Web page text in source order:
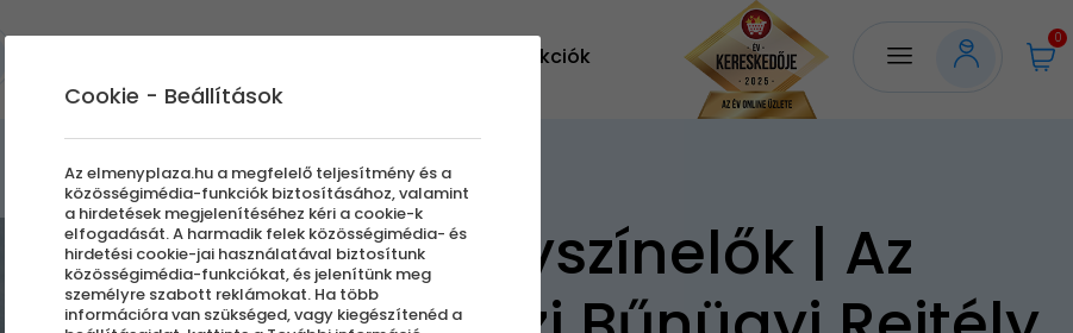
Akciók
0
Helyszínelők | Az
Cookie - Beállítások
Az elmenyplaza.hu a megfelelő teljesítmény és a
közösségimédia-funkciók biztosításához, valamint
a hirdetések megjelenítéséhez kéri a cookie-k
elfogadását. A harmadik felek közösségimédia- és
hirdetési cookie-jai használatával biztosítunk
közösségimédia-funkciókat, és jelenítünk meg
személyre szabott reklámokat. Ha több
információra van szükséged, vagy kiegészítenéd a